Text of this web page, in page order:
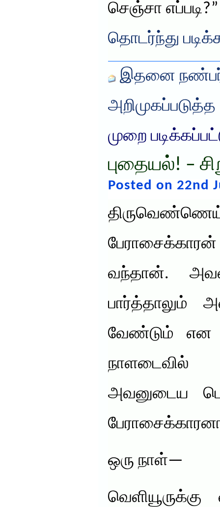
செஞ்சா
தொடர்ந்து
இதனை
அறிமுகப்படுத்த
முறை
புதையல்! –
Posted on 22nd
வந்தான்.
வேண்டும் என
நாளடைவில்
அவனுடைய
ஒரு நாள்—
வெளியூருக்கு